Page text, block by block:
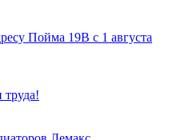
Пойма 19В с 1 августа